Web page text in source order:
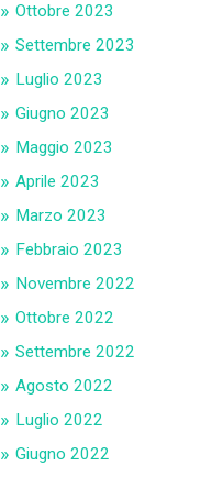
Ottobre 2023
Settembre 2023
Luglio 2023
Giugno 2023
Maggio 2023
Aprile 2023
Marzo 2023
Febbraio 2023
Novembre 2022
Ottobre 2022
Settembre 2022
Agosto 2022
Luglio 2022
Giugno 2022